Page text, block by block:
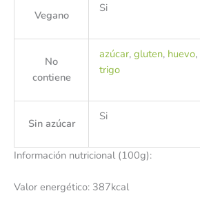
Vegano
Si
No
contiene
azúcar, gluten, huevo,
trigo
Sin azúcar
Si
Información nutricional (100g):
Valor energético: 387kcal